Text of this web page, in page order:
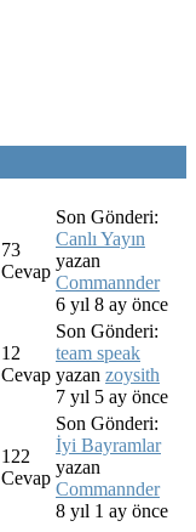
73
Cevap
Son Gönderi:
Canlı Yayın
yazan
Commannder
6 yıl 8 ay önce
12
Cevap
Son Gönderi:
team speak
yazan zoysith
7 yıl 5 ay önce
122
Cevap
Son Gönderi:
İyi Bayramlar
yazan
Commannder
8 yıl 1 ay önce